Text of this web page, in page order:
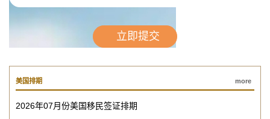
美国排期 more
2026年07月份美国移民签证排期